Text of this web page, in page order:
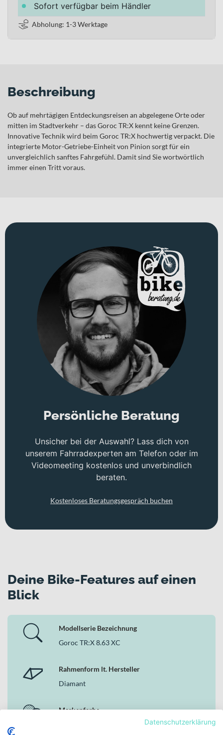
Sofort verfügbar beim Händler
Abholung: 1-3 Werktage
Beschreibung
Ob auf mehrtägigen Entdeckungsreisen an abgelegene Orte oder
mitten im Stadtverkehr – das Goroc TR:X kennt keine Grenzen.
Innovative Technik wird beim Goroc TR:X hochwertig verpackt. Die
integrierte Motor-Getriebe-Einheit von Pinion sorgt für ein
unvergleichlich sanftes Fahrgefühl. Damit sind Sie wortwörtlich
immer einen Tritt voraus.
Persönliche Beratung
Unsicher bei der Auswahl? Lass dich von
unserem Fahrradexperten am Telefon oder im
Videomeeting kostenlos und unverbindlich
beraten.
Kostenloses Beratungsgespräch buchen
Deine Bike-Features auf einen
Blick
Modellserie Bezeichnung
Goroc TR:X 8.63 XC
Rahmenform lt. Hersteller
Diamant
Markenfarbe
Datenschutzerklärung